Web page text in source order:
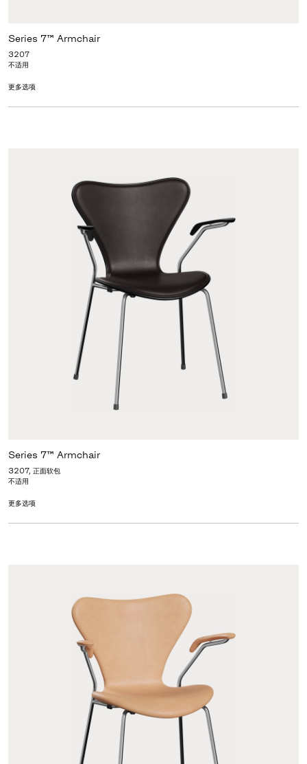
Series 7™ Armchair
3207
不适用
更多选项
Series 7™ Armchair
3207, 正面软包
不适用
更多选项